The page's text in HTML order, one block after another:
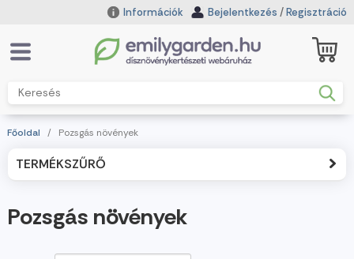
Információk Bejelentkezés /Regisztráció
Főoldal / Pozsgás növények
TERMÉKSZŰRŐ
Pozsgás növények